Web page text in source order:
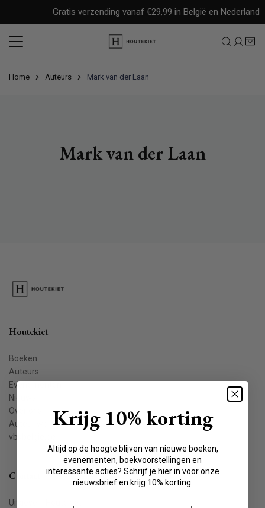
content
Gratis verzending vanaf €29,99 in België en Nederland
Home Auteurs Mark van der Laan
Mark van der Laan
Houtekiet
Boeken
Auteurs
Evenementen
Nieuws
Over ons
Auteur worden
vbkbelgie.be
Contact
Uitgeverij Houtekiet
Krijg 10% korting
Altijd op de hoogte blijven van nieuwe boeken,
evenementen, boekvoorstellingen en
interessante acties? Schrijf je hier in voor onze
nieuwsbrief en krijg 10% korting.